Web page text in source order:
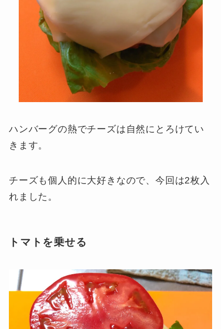
ハンバーグの熱でチーズは自然にとろけてい
きます。
チーズも個人的に大好きなので、今回は2枚入
れました。
トマトを乗せる